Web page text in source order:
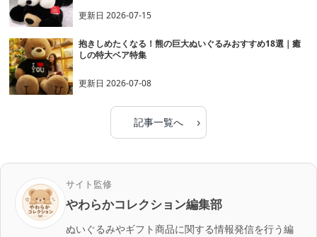
更新日2026-07-15
抱きしめたくなる！熊の巨大ぬいぐるみおすすめ18選｜癒
しの特大ベア特集
更新日2026-07-08
記事一覧へ ›
サイト監修
やわらかコレクション編集部
ぬいぐるみやギフト商品に関する情報発信を行う編